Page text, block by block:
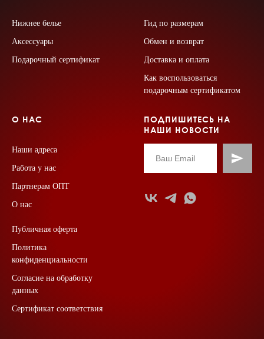
Нижнее белье
Аксессуары
Подарочный сертификат
Гид по размерам
Обмен и возврат
Доставка и оплата
Как воспользоваться
подарочным сертификатом
О НАС
Наши адреса
Работа у нас
Партнерам ОПТ
О нас
Публичная оферта
Политика
конфиденциальности
Согласие на обработку
данных
Сертификат соответствия
ПОДПИШИТЕСЬ НА
НАШИ НОВОСТИ